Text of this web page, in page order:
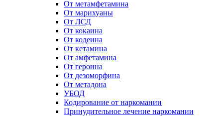
От метамфетамина
От марихуаны
От ЛСД
От кокаина
От кодеина
От кетамина
От амфетамина
От героина
От дезоморфина
От метадона
УБОД
Кодирование от наркомании
Принудительное лечение наркомании